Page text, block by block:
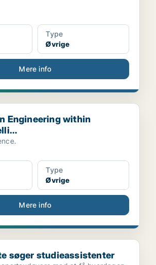
Type
Øvrige
Mere info
within Organoid Intelli...
Engineering within
Type
Øvrige
Mere info
studieassistenter
søger studieassistenter